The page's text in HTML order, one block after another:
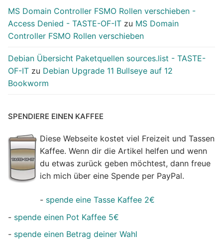
MS Domain Controller FSMO Rollen verschieben -
Access Denied - TASTE-OF-IT zu MS Domain
Controller FSMO Rollen verschieben
Debian Übersicht Paketquellen sources.list - TASTE-
OF-IT zu Debian Upgrade 11 Bullseye auf 12
Bookworm
SPENDIERE EINEN KAFFEE
Diese Webseite kostet viel Freizeit und Tassen
Kaffee. Wenn dir die Artikel helfen und wenn
du etwas zurück geben möchtest, dann freue
ich mich über eine Spende per PayPal.
- spende eine Tasse Kaffee 2€
- spende einen Pot Kaffee 5€
- spende einen Betrag deiner Wahl